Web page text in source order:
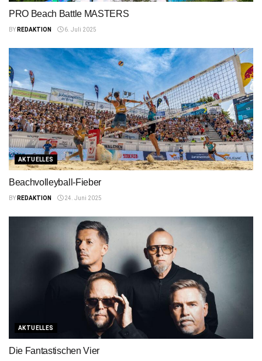
PRO Beach Battle MASTERS
BY REDAKTION 6. Juli 2025
AKTUELLES
Beachvolleyball-Fieber
BY REDAKTION 24. Juni 2025
AKTUELLES
Die Fantastischen Vier